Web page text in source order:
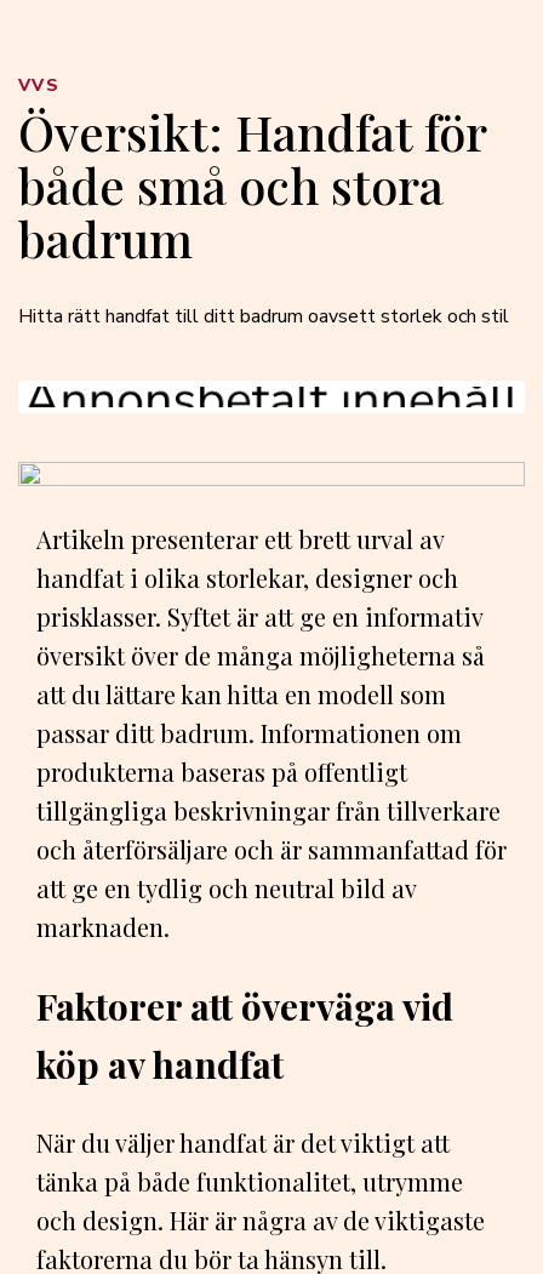
Översikt: Handfat för
både små och stora
badrum
Hitta rätt handfat till ditt badrum oavsett storlek och stil
VVS
Artikeln presenterar ett brett urval av
handfat i olika storlekar, designer och
prisklasser. Syftet är att ge en informativ
översikt över de många möjligheterna så
att du lättare kan hitta en modell som
passar ditt badrum. Informationen om
produkterna baseras på offentligt
tillgängliga beskrivningar från tillverkare
och återförsäljare och är sammanfattad för
att ge en tydlig och neutral bild av
marknaden.
Faktorer att överväga vid
köp av handfat
När du väljer handfat är det viktigt att
tänka på både funktionalitet, utrymme
och design. Här är några av de viktigaste
faktorerna du bör ta hänsyn till.